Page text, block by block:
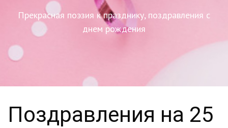
Прекрасная поэзия к празднику, поздравления с
днем рождения
Поздравления на 25